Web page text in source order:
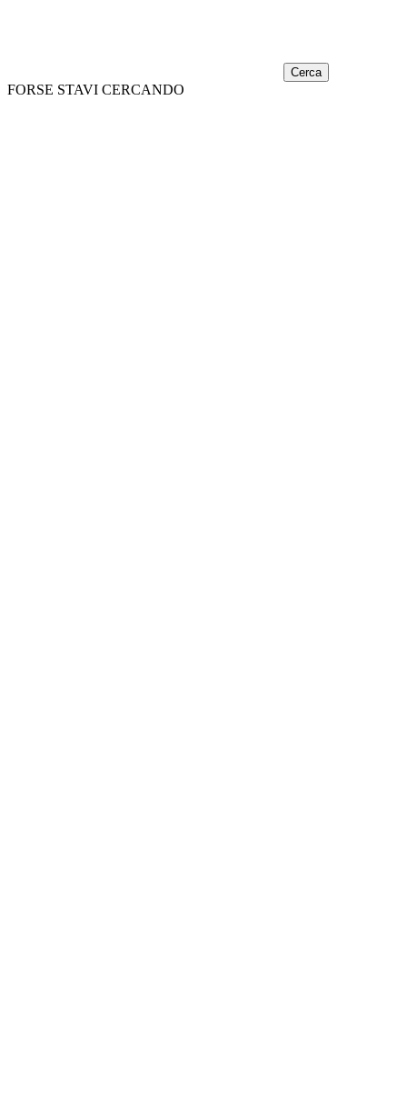
Cerca
FORSE STAVI CERCANDO